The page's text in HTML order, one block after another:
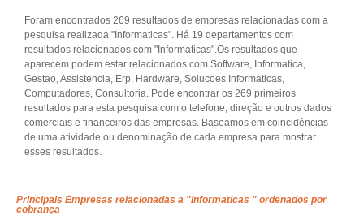
Foram encontrados 269 resultados de empresas relacionadas com a
pesquisa realizada "Informaticas". Há 19 departamentos com
resultados relacionados com "Informaticas".Os resultados que
aparecem podem estar relacionados com Software, Informatica,
Gestao, Assistencia, Erp, Hardware, Solucoes Informaticas,
Computadores, Consultoria. Pode encontrar os 269 primeiros
resultados para esta pesquisa com o telefone, direção e outros dados
comerciais e financeiros das empresas. Baseamos em coincidências
de uma atividade ou denominação de cada empresa para mostrar
esses resultados.
Principais Empresas relacionadas a "Informaticas " ordenados por
cobrança